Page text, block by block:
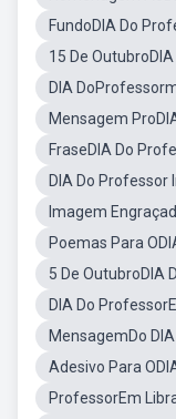
FundoDIA Do
15 De
DIA
Mensagem
FraseDIA Do
DIA Do Professor
Imagem
Poemas Para
5 De OutubroDIA
DIA Do
MensagemDo
Adesivo Para
ProfessorEm